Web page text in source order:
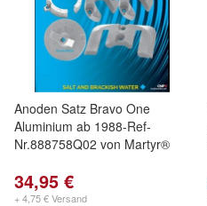
Anoden Satz Bravo One
Aluminium ab 1988-Ref-
Nr.888758Q02 von Martyr®
34,95 €
+ 4,75 € Versand